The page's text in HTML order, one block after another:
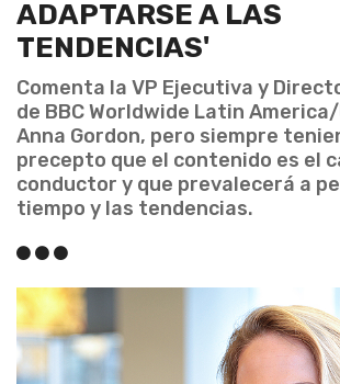
ADAPTARSE A LAS
TENDENCIAS'
Comenta la VP Ejecutiva y
de BBC Worldwide Latin
Anna Gordon, pero siempre
precepto que el contenido es el
conductor y que prevalecerá a
tiempo y las tendencias.